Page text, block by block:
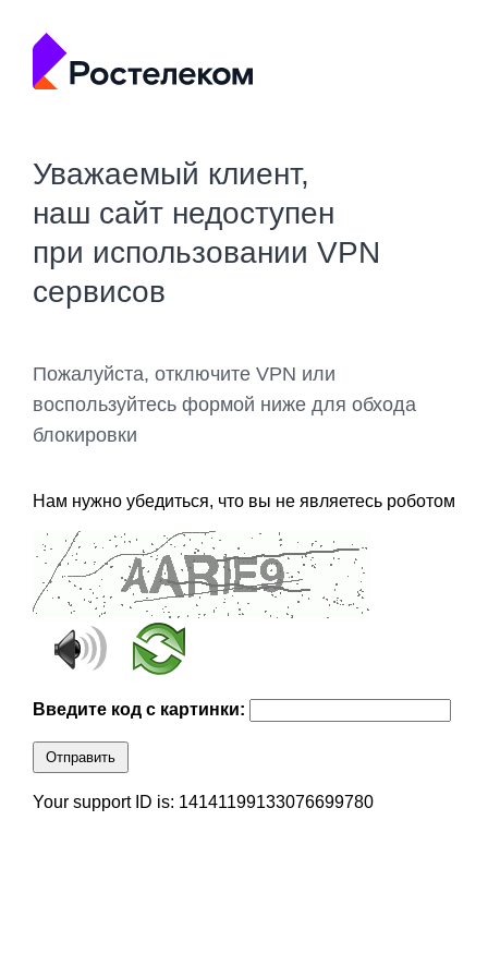
Уважаемый клиент,
наш сайт недоступен
при использовании VPN
сервисов
Пожалуйста, отключите VPN или
воспользуйтесь формой ниже для обхода
блокировки
Нам нужно убедиться, что вы не являетесь роботом
Введите код с картинки:
Отправить
Your support ID is: 14141199133076699780